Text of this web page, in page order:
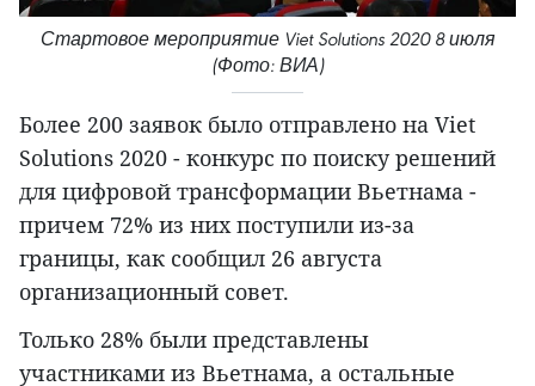
Стартовое мероприятие Viet Solutions 2020 8 июля
(Фото: ВИА)
Более 200 заявок было отправлено на Viet
Solutions 2020 - конкурс по поиску решений
для цифровой трансформации Вьетнама -
причем 72% из них поступили из-за
границы, как сообщил 26 августа
организационный совет.
Только 28% были представлены
участниками из Вьетнама, а остальные